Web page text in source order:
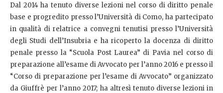
Dal 2014 ha tenuto diverse lezioni nel corso di diritto penale
base e progredito presso l’Università di Como, ha partecipato
in qualità di relatrice a convegni tenutisi presso l’Università
degli Studi dell’Insubria e ha ricoperto la docenza di diritto
penale presso la “Scuola Post Laurea” di Pavia nel corso di
preparazione all’esame di Avvocato per l’anno 2016 e presso il
“Corso di preparazione per l’esame di Avvocato” organizzato
da Giuffrè per l’anno 2017; ha altresì tenuto diverse lezioni in